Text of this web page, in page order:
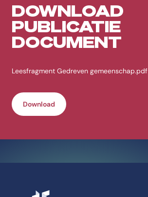
DOWNLOAD
PUBLICATIE
DOCUMENT
Leesfragment Gedreven gemeenschap.pdf
Download